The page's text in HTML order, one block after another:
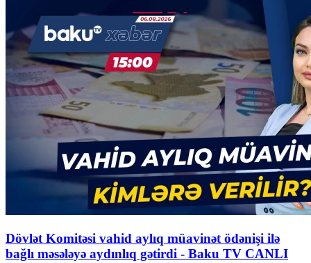
Dövlət Komitəsi vahid aylıq müavinət ödənişi ilə
bağlı məsələyə aydınlıq gətirdi - Baku TV CANLI